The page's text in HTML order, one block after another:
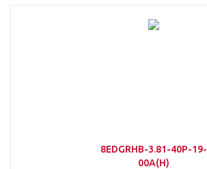
8EDGRHB-3.81-40P-19-
00A(H)